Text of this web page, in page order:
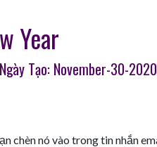
Year
Tạo: November-30-2020
chèn nó vào trong tin nhắn